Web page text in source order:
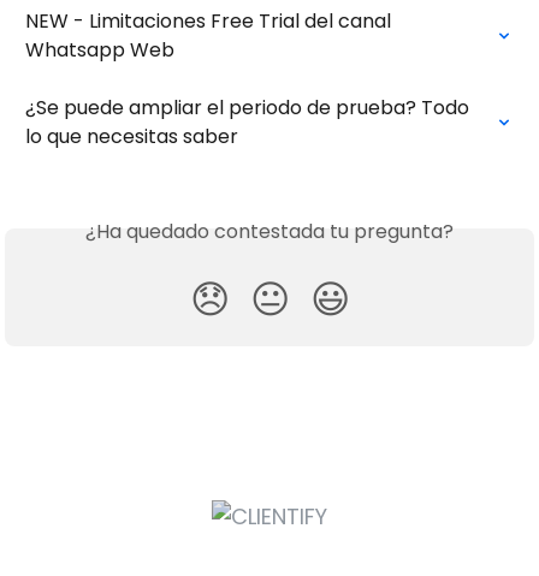
NEW - Limitaciones Free Trial del canal
Whatsapp Web
¿Se puede ampliar el periodo de prueba? Todo
lo que necesitas saber
¿Ha quedado contestada tu pregunta?
😞 😐 😃